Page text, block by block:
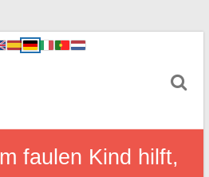
faulen Kind hilft,